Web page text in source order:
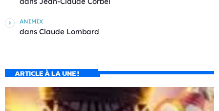
ANIMIX
dans Claude Lombard
ARTICLE À LA UNE !